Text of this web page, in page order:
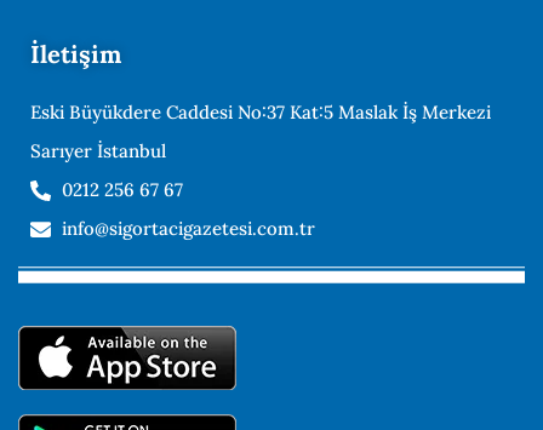
İletişim
Eski Büyükdere Caddesi No:37 Kat:5 Maslak İş Merkezi
Sarıyer İstanbul
0212 256 67 67
info@sigortacigazetesi.com.tr